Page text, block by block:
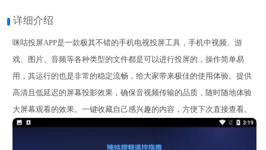
详细介绍
咪咕投屏APP是一款极其不错的手机电视投屏工具，手机中视频、游
戏、图片、音频等各种类型的文件都是可以进行投屏的，操作简单易
用，其运行的也是非常的稳定流畅，给大家带来极佳的使用体验。提供
高清且低延迟的屏幕投影效果，确保音视频传输的品质，随时随地体验
大屏幕观看的效果。一键收藏自己感兴趣的内容，方便下次直接查看。